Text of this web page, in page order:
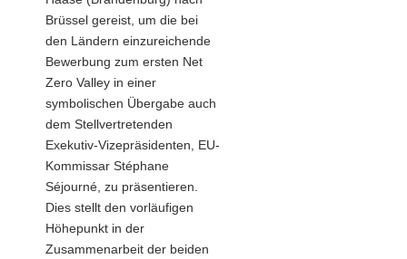
Brüssel gereist, um die bei
den Ländern einzureichende
Bewerbung zum ersten Net
Zero Valley in einer
symbolischen Übergabe auch
dem Stellvertretenden
Exekutiv-Vizepräsidenten, EU-
Kommissar Stéphane
Séjourné, zu präsentieren.
Dies stellt den vorläufigen
Höhepunkt in der
Zusammenarbeit der beiden